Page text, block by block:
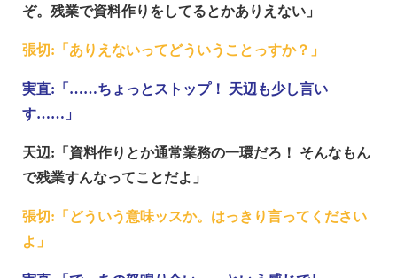
ぞ。残業で資料作りをしてるとかありえない」
張切:「ありえないってどういうことっすか？」
実直:「……ちょっとストップ！ 天辺も少し言い
す……」
天辺:「資料作りとか通常業務の一環だろ！ そんなもん
で残業すんなってことだよ」
張切:「どういう意味ッスか。はっきり言ってください
よ」